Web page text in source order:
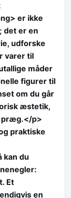
er ikke
det er en
udforske
varer til
måder
figurer til
om du går
æstetik,
præg.</p>
praktiske
kan du
Et
en